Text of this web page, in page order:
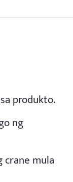
produkto.
ng
crane mula